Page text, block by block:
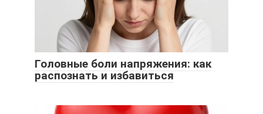
Головные боли напряжения: как
распознать и избавиться